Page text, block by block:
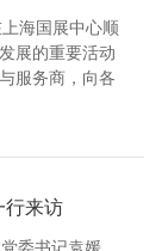
海国展中心顺
展的重要活动
服务商，向各
行来访